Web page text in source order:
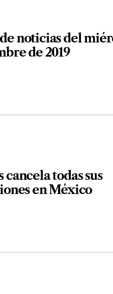
noticias del
de 2019
cancela todas sus
en México